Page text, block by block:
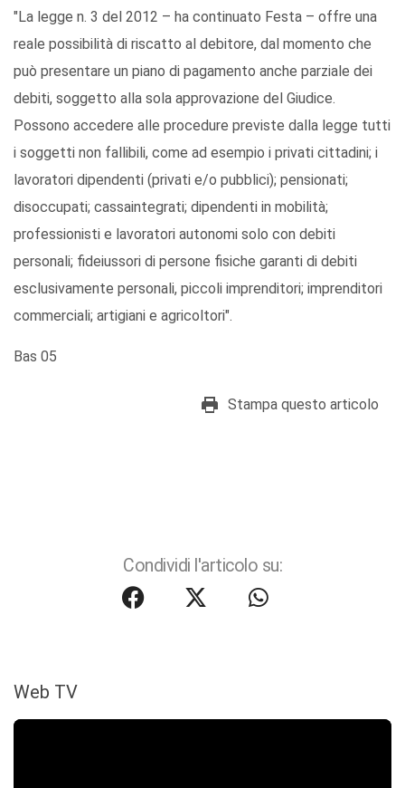
"La legge n. 3 del 2012 – ha continuato Festa – offre una
reale possibilità di riscatto al debitore, dal momento che
può presentare un piano di pagamento anche parziale dei
debiti, soggetto alla sola approvazione del Giudice.
Possono accedere alle procedure previste dalla legge tutti
i soggetti non fallibili, come ad esempio i privati cittadini; i
lavoratori dipendenti (privati e/o pubblici); pensionati;
disoccupati; cassaintegrati; dipendenti in mobilità;
professionisti e lavoratori autonomi solo con debiti
personali; fideiussori di persone fisiche garanti di debiti
esclusivamente personali, piccoli imprenditori; imprenditori
commerciali; artigiani e agricoltori".
Bas 05
Stampa questo articolo
Condividi l'articolo su:
Web TV